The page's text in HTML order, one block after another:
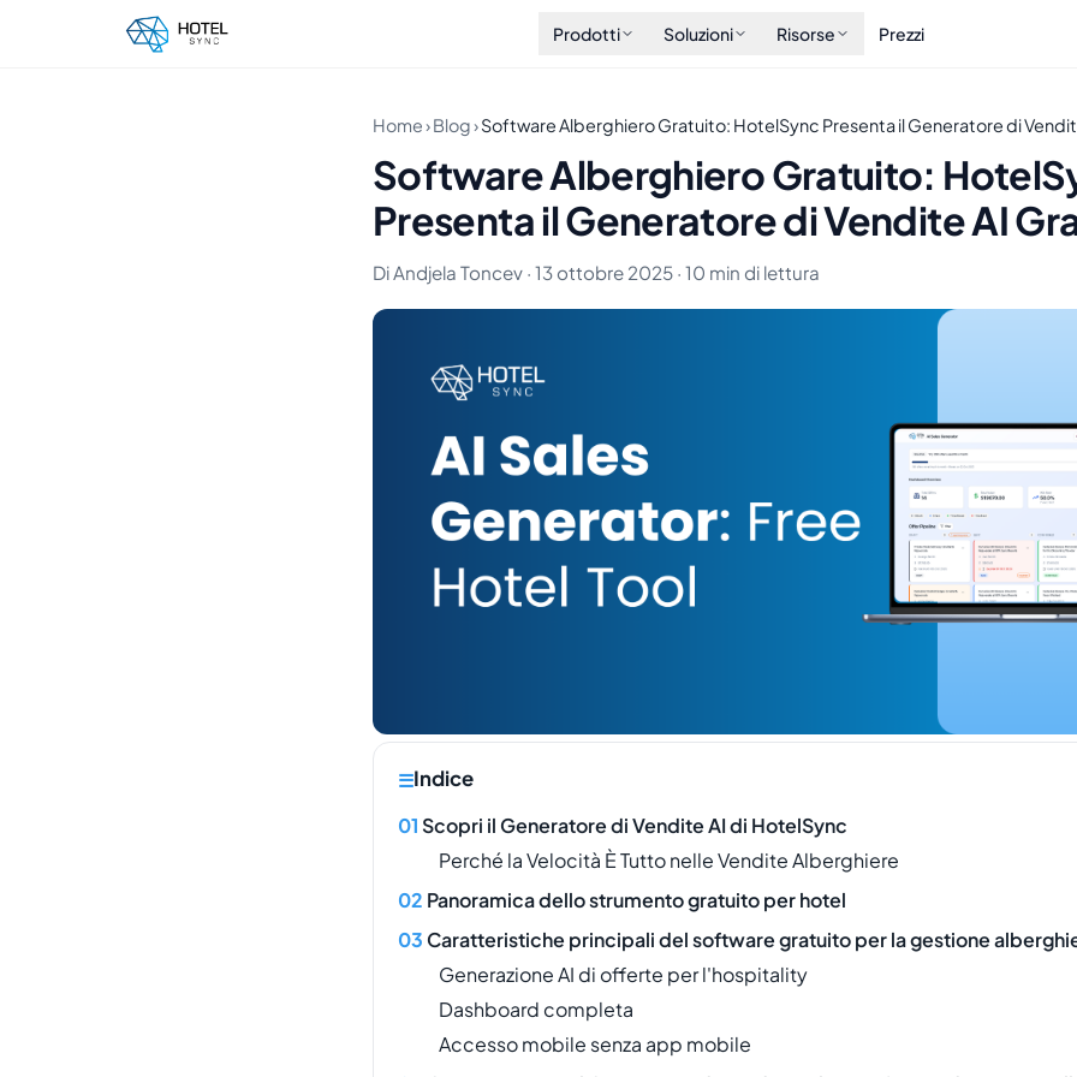
Prodotti Soluzioni Risorse Prezzi
Home›Blog›Software Alberghiero Gratuito: HotelSync Presenta il Generatore di
Software Alberghiero Gratuito:
Presenta il Generatore di Vendite AI
Di Andjela Toncev · 13 ottobre 2025 · 10 min di lettura
Indice
Scopri il Generatore di Vendite AI di HotelSync
Perché la Velocità È Tutto nelle Vendite Alberghiere
Panoramica dello strumento gratuito per hotel
Caratteristiche principali del software gratuito per la gestione
Generazione AI di offerte per l'hospitality
Dashboard completa
Accesso mobile senza app mobile